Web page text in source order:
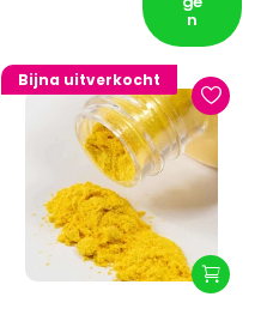
n
Bijna uitverkocht